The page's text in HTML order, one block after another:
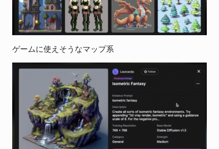
ゲームに使えそうなマップ系